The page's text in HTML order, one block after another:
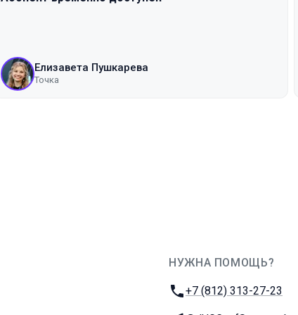
Елизавета Пушкарева
Точка
НУЖНА ПОМОЩЬ?
Телефон:
+7 (812) 313-27-23